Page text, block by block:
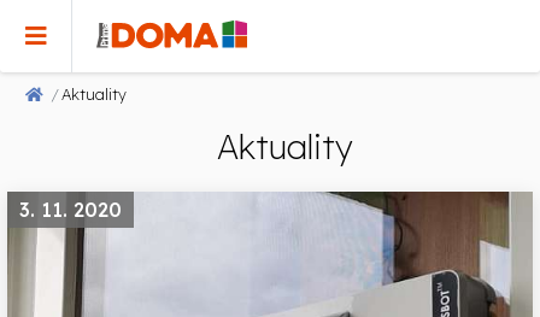
Aktuality
Aktuality
3. 11. 2020